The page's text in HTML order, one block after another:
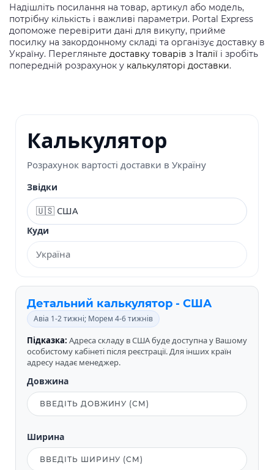
Надішліть посилання на товар, артикул або модель,
потрібну кількість і важливі параметри. Portal Express
допоможе перевірити дані для викупу, прийме
посилку на закордонному складі та організує доставку в
Україну. Перегляньте доставку товарів з Італії і зробіть
попередній розрахунок у калькуляторі доставки.
Калькулятор
Розрахунок вартості доставки в Україну
Звідки
Куди
Детальний калькулятор - США
Авіа 1-2 тижні; Морем 4-6 тижнів
Підказка: Адреса складу в США буде доступна у Вашому
особистому кабінеті після реєстрації. Для інших країн
адресу надає менеджер.
Довжина
Ширина